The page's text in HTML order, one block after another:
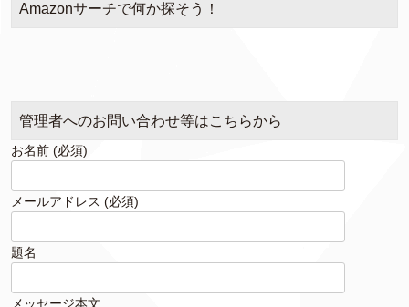
Amazonサーチで何か探そう！
管理者へのお問い合わせ等はこちらから
お名前 (必須)
メールアドレス (必須)
題名
メッセージ本文